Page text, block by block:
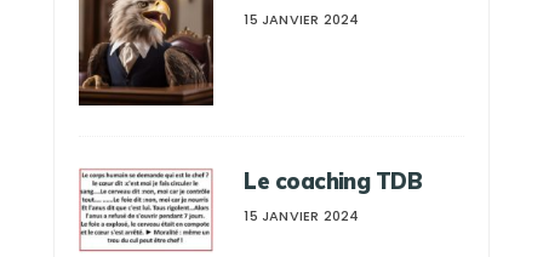
15 JANVIER 2024
Le coaching TDB
15 JANVIER 2024